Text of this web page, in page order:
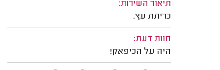
תיאור השירות:
כריתת עץ.
חוות דעת:
היה על הכיפאק!